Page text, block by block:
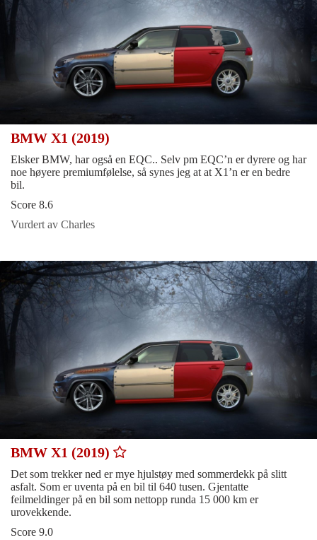
BMW X1 (2019)
Elsker BMW, har også en EQC.. Selv pm EQC’n er dyrere og har
noe høyere premiumfølelse, så synes jeg at at X1’n er en bedre
bil.
Score 8.6
Vurdert av Charles
BMW X1 (2019)
Det som trekker ned er mye hjulstøy med sommerdekk på slitt
asfalt. Som er uventa på en bil til 640 tusen. Gjentatte
feilmeldinger på en bil som nettopp runda 15 000 km er
urovekkende.
Score 9.0